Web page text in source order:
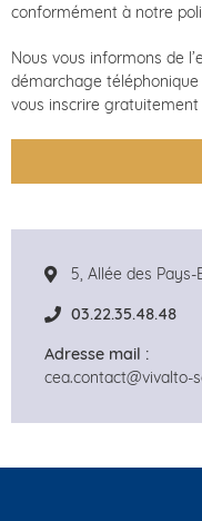
conformément à notre
Nous vous informons de
démarchage téléphonique
vous inscrire
5, Allée des
03.22.35.48.48
Adresse mail :
cea.contact@vivalto-